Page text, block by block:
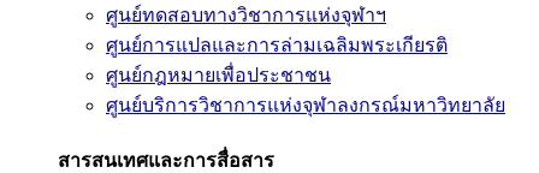
ศูนย์ทดสอบทางวิชาการแห่งจุฬาฯ
ศูนย์การแปลและการล่ามเฉลิมพระเกียรติ
ศูนย์กฎหมายเพื่อประชาชน
ศูนย์บริการวิชาการแห่งจุฬาลงกรณ์มหาวิทยาลัย
สารสนเทศและการสื่อสาร